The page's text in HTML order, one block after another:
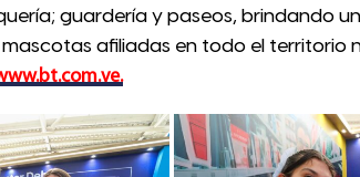
guardería y paseos, brindando
afiliadas en todo el territorio